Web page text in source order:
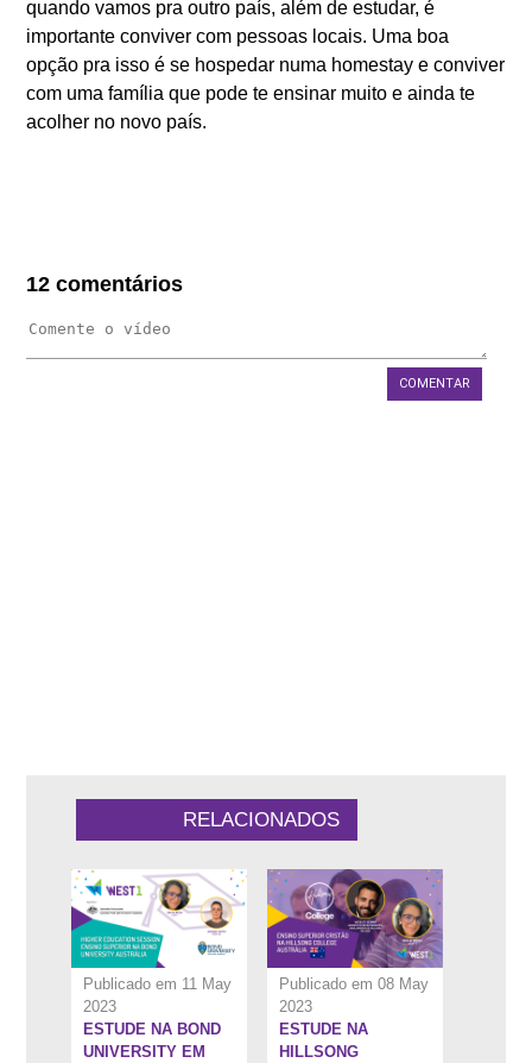
SOBRE A WEST 1
FAQS
quando vamos pra outro país, além de estudar, é
importante conviver com pessoas locais. Uma boa
opção pra isso é se hospedar numa homestay e conviver
com uma família que pode te ensinar muito e ainda te
acolher no novo país.
12 comentários
COMENTAR
RELACIONADOS
Publicado em 11 May
2023
ESTUDE NA BOND
UNIVERSITY EM
Publicado em 08 May
2023
ESTUDE NA
HILLSONG
5:25''